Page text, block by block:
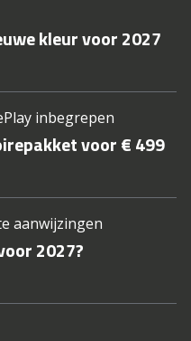
kleur voor 2027
inbegrepen
voor € 499
aanwijzingen
2027?